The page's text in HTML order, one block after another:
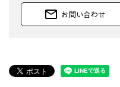
mail_outline お問い合わせ